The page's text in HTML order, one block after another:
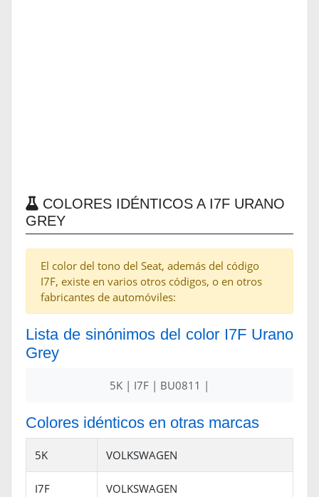
COLORES IDÉNTICOS A I7F URANO
GREY
El color del tono del Seat, además del código
I7F, existe en varios otros códigos, o en otros
fabricantes de automóviles:
Lista de sinónimos del color I7F Urano
Grey
5K | I7F | BU0811 |
Colores idénticos en otras marcas
5K VOLKSWAGEN
I7F VOLKSWAGEN